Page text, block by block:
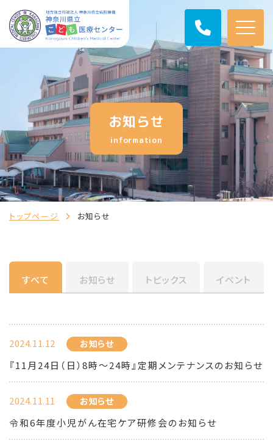
お知らせ
information
トップページ お知らせ
すべて お知らせ トピックス イベント
2024.11.12 お知らせ
『11月24日（日）8時～24時』定期メンテナンスのお知らせ
2024.11.11 お知らせ
令和6年度小児がん在宅ケア研修会のお知らせ